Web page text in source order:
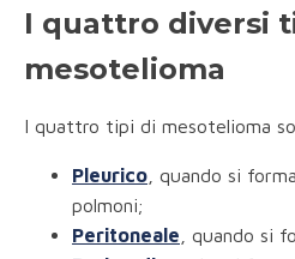
I quattro diversi
mesotelioma
I quattro tipi di mesotelioma
Pleurico , quando si
polmoni;
Peritoneale , quando si